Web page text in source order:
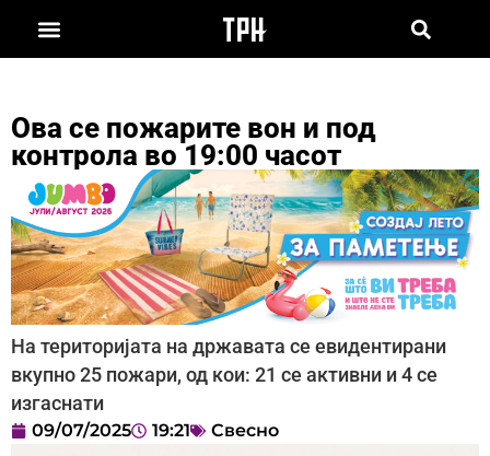
Ова се пожарите вон и под
контрола во 19:00 часот
На територијата на државата се евидентирани
вкупно 25 пожари, од кои: 21 се активни и 4 се
изгаснати
09/07/2025 19:21 Свесно